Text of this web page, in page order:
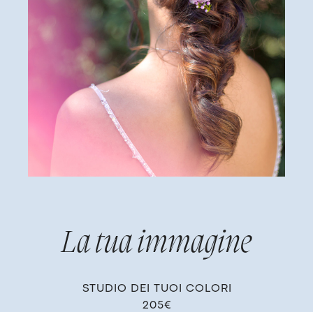
La tua immagine
STUDIO DEI TUOI COLORI
205€